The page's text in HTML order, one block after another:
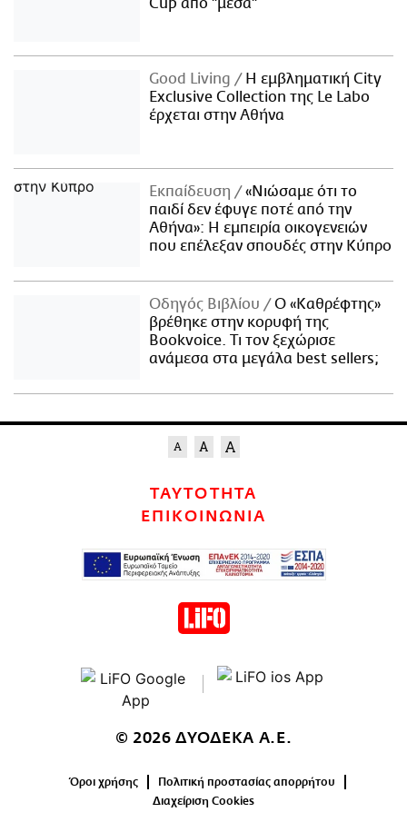
Good Living
Η εμβληματική City
Exclusive Collection της Le Labo
έρχεται στην Αθήνα
Εκπαίδευση
«Νιώσαμε ότι το
παιδί δεν έφυγε ποτέ από την
Αθήνα»: Η εμπειρία οικογενειών
που επέλεξαν σπουδές στην Κύπρο
Οδηγός Βιβλίου
Ο «Καθρέφτης»
βρέθηκε στην κορυφή της
Bookvoice. Τι τον ξεχώρισε
ανάμεσα στα μεγάλα best sellers;
ΤΑΥΤΟΤΗΤΑ
ΕΠΙΚΟΙΝΩΝΙΑ
© 2026 ΔΥΟΔΕΚΑ Α.Ε.
Όροι χρήσης
Πολιτική προστασίας απορρήτου
Διαχείριση Cookies